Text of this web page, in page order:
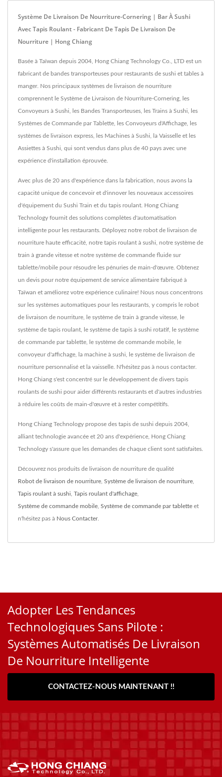
Système De Livraison De Nourriture-Cornering | Bar À Sushi
Avec Tapis Roulant - Fabricant De Tapis De Livraison De
Nourriture | Hong Chiang
Basée à Taïwan depuis 2004, Hong Chiang Technology Co., LTD est un
fabricant de bandes transporteuses pour restaurants de sushi et tables à
manger. Nos principaux systèmes de livraison de nourriture
comprennent le Système de Livraison de Nourriture-Cornering, les
Convoyeurs à Sushi, les Bandes Transporteuses, les Trains à Sushi, les
Systèmes de Commande par Tablette, les Convoyeurs d'Affichage, les
systèmes de livraison express, les Machines à Sushi, la Vaisselle et les
Assiettes à Sushi, qui sont vendus dans plus de 40 pays avec une
expérience d'installation éprouvée.
Avec plus de 20 ans d'expérience dans la fabrication, nous avons la
capacité unique de concevoir et d'innover les nouveaux accessoires
d'équipement du Sushi Train et du tapis roulant. Hong Chiang
Technology fournit des solutions complètes d'automatisation
intelligente pour les restaurants. Déployez notre robot de livraison de
nourriture haute efficacité, notre tapis roulant à sushi, notre système de
train à grande vitesse et notre système de commande fluide sur
tablette/mobile pour résoudre les pénuries de main-d'œuvre. Obtenez
un devis pour notre équipement de service alimentaire fabriqué à
Taïwan et améliorez votre expérience culinaire! Nous nous concentrons
sur les systèmes automatiques pour les restaurants, y compris le robot
de livraison de nourriture, le système de train à grande vitesse, le
système de tapis roulant, le système de tapis à sushi rotatif, le système
de commande par tablette, le système de commande mobile, le
convoyeur d'affichage, la machine à sushi, le système de livraison de
nourriture personnalisé et la vaisselle. N'hésitez pas à nous contacter.
Hong Chiang s'est concentré sur le développement de divers tapis
roulants de sushi pour aider différents restaurants et d'autres industries
à réduire les coûts de main-d'œuvre et à rester compétitifs.
Hong Chiang Technology propose des tapis de sushi depuis 2004,
alliant technologie avancée et 20 ans d'expérience, Hong Chiang
Technology s'assure que les demandes de chaque client sont satisfaites.
Découvrez nos produits de livraison de nourriture de qualité
Robot de livraison de nourriture Système de livraison de nourriture
Tapis roulant à sushi Tapis roulant d'affichage
Système de commande mobile Système de commande par tablette et
n'hésitez pas à Nous Contacter.
Adopter Les Tendances
Technologiques Sans Pilote :
Systèmes Automatisés De Livraison
De Nourriture Intelligente
CONTACTEZ-NOUS MAINTENANT !!